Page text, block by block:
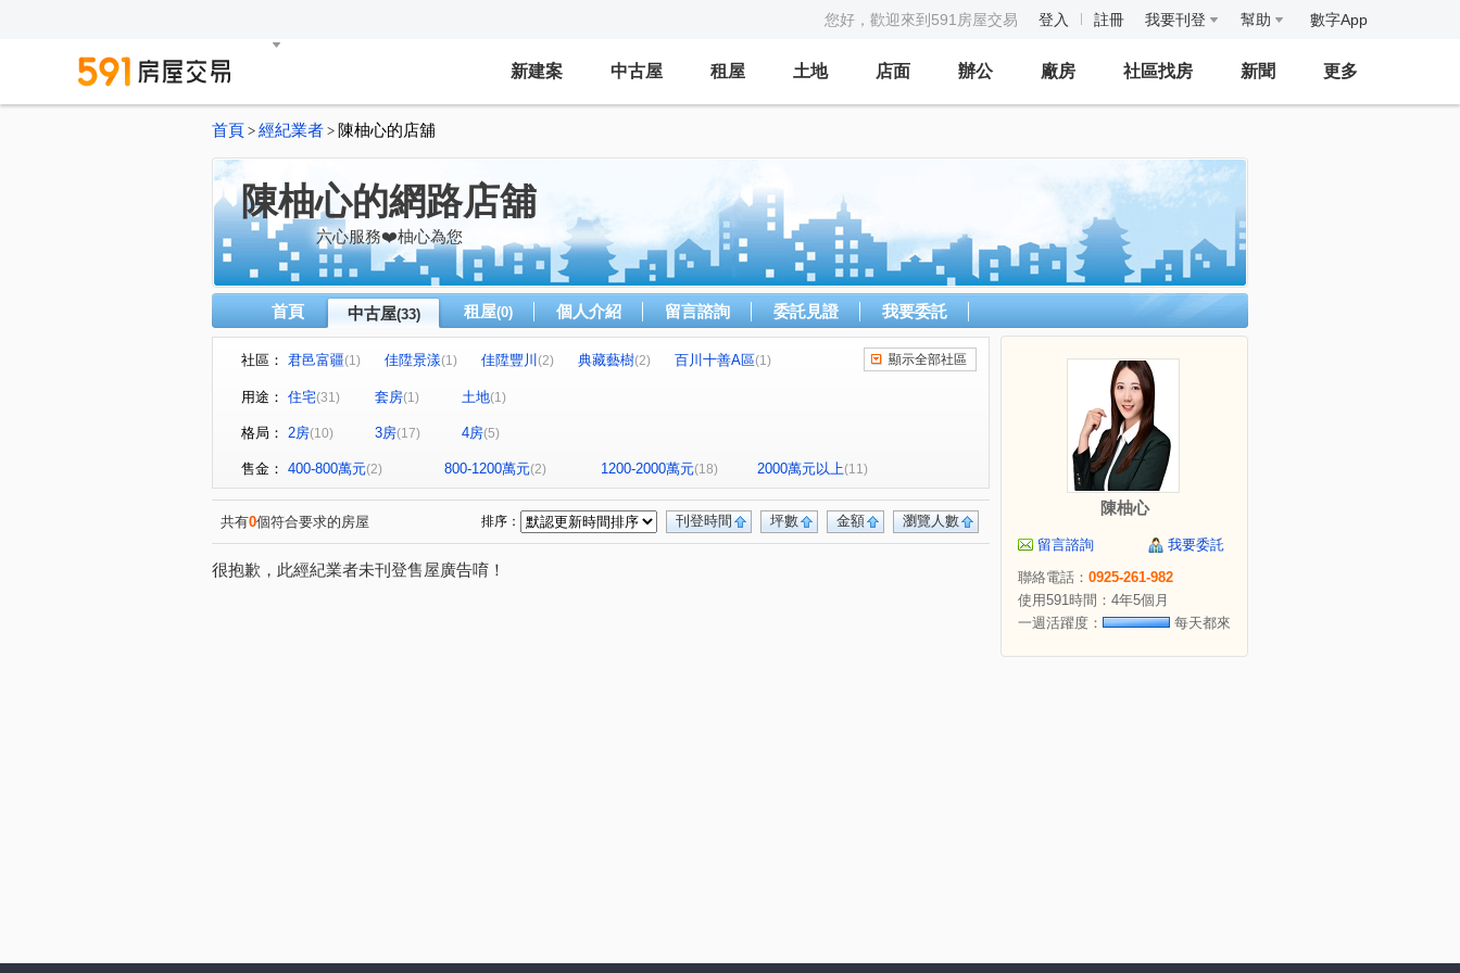
您好，歡迎來到591房屋交易 登入 註冊 我要刊登 幫助 數字App
新建案 中古屋 租屋 土地 店面 辦公 廠房 社區找房 新聞 更多
首頁 > 經紀業者 > 陳柚心的店舖
陳柚心的網路店舖
六心服務❤️柚心為您
首頁 中古屋(33) 租屋(0) 個人介紹 留言諮詢 委託見證 我要委託
社區： 君邑富疆(1) 佳陞景漾(1) 佳陞豐川 (2) 典藏藝樹(2) 百川十善A區(1)
益展城心 遠雄未來市 (1)
幸福社區B 日光流域 (1) 遠雄夏沐
鉑悅(1) 巴黎世家 亞昕一見(1) 宜誠金品翡翠區(1) 鴻灃ART (1)
竹城-早稻田(1) 寶億蒔尚(1) 桃大誠(1) 文中東路(1) 成泰路三段(1)
山鼻路(2) 同德五街 (1) 大華五街(1) 文化二路一段 (1)
華亞三路(2) 建國東路(1) 文中三路(2) 力行路(1) 莊敬路二段(1) 愛三街(1)
長峰路(1) 幸福九街(1) 慈德街
顯示全部社區
用途： 住宅(31) 套房(1) 土地(1)
格局： 2房(10) 3房(17) 4房(5)
售金： 400-800萬元(2) 800-1200萬元(2) 1200-2000萬元(18) 2000萬元以上(11)
共有0個符合要求的房屋 瀏覽人數
金額
坪數
刊登時間
排序：
很抱歉，此經紀業者未刊登售屋廣告唷！
陳柚心
留言諮詢
我要委託
聯絡電話： 0925-261-982
使用591時間：4年5個月
一週活躍度：
每天都來